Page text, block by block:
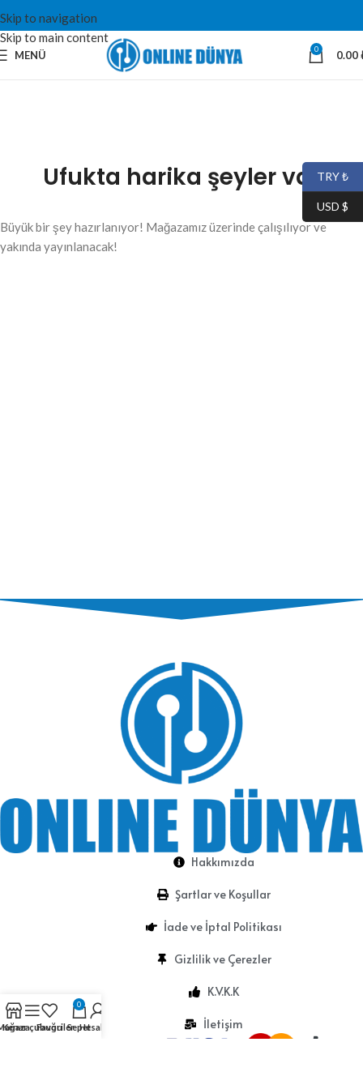
Skip to navigation
Skip to main content
MENÜ 0 0.00
Ufukta harika şeyler var
Büyük bir şey hazırlanıyor! Mağazamız üzerinde çalışılıyor ve
yakında yayınlanacak!
Hakkımızda
Şartlar ve Koşullar
İade ve İptal Politikası
Gizlilik ve Çerezler
K.V.K.K
İletişim
TRY ₺
USD $
Kenar çubuğu
Favoriler
0
SepetHesabım